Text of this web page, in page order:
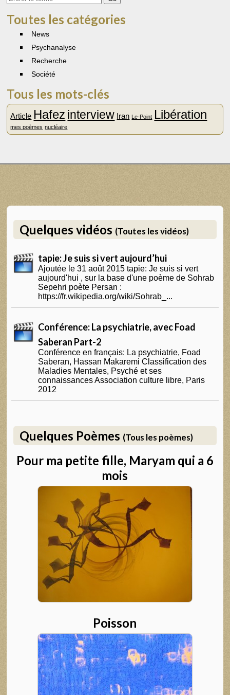
recherche
Toutes les catégories
News
Psychanalyse
Recherche
Société
Tous les mots-clés
Article Hafez interview Iran Le-Point Libération
mes poèmes nucléaire
Quelques vidéos (Toutes les vidéos)
tapie: Je suis si vert aujourd’hui
Ajoutée le 31 août 2015 tapie: Je suis si vert
aujourd'hui , sur la base d'une poème de Sohrab
Sepehri poète Persan :
https://fr.wikipedia.org/wiki/Sohrab_...
Conférence: La psychiatrie, avec Foad
Saberan Part-2
Conférence en français: La psychiatrie, Foad
Saberan, Hassan Makaremi Classification des
Maladies Mentales, Psyché et ses
connaissances Association culture libre, Paris
2012
Quelques Poèmes (Tous les poèmes)
Pour ma petite fille, Maryam qui a 6
mois
Poisson